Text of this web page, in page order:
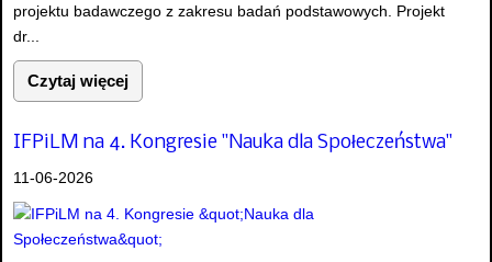
projektu badawczego z zakresu badań podstawowych. Projekt
dr...
Czytaj więcej
IFPiLM na 4. Kongresie "Nauka dla Społeczeństwa"
11-06-2026